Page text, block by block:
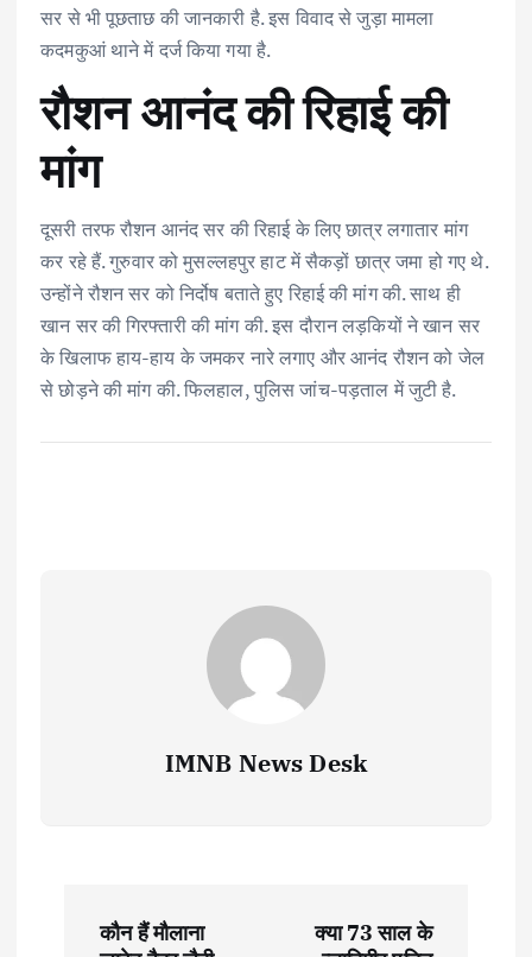
सर से भी पूछताछ की जानकारी है. इस विवाद से जुड़ा मामला
कदमकुआं थाने में दर्ज किया गया है.
रौशन आनंद की रिहाई की
मांग
दूसरी तरफ रौशन आनंद सर की रिहाई के लिए छात्र लगातार मांग
कर रहे हैं. गुरुवार को मुसल्लहपुर हाट में सैकड़ों छात्र जमा हो गए थे.
उन्होंने रौशन सर को निर्दोष बताते हुए रिहाई की मांग की. साथ ही
खान सर की गिरफ्तारी की मांग की. इस दौरान लड़कियों ने खान सर
के खिलाफ हाय-हाय के जमकर नारे लगाए और आनंद रौशन को जेल
से छोड़ने की मांग की. फिलहाल, पुलिस जांच-पड़ताल में जुटी है.
IMNB News Desk
कौन हैं मौलाना
क्या 73 साल के